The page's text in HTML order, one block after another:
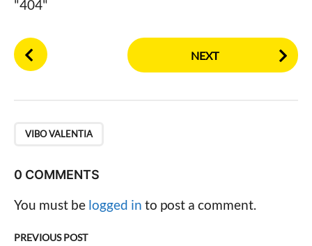
o
"404"
P
o
i
a
NEXT
VIBO VALENTIA
0 COMMENTS
You must be logged in to post a comment.
PREVIOUS POST